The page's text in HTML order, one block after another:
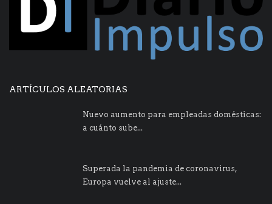
ARTÍCULOS ALEATORIAS
Nuevo aumento para empleadas domésticas:
a cuánto sube...
Superada la pandemia de coronavirus,
Europa vuelve al ajuste...